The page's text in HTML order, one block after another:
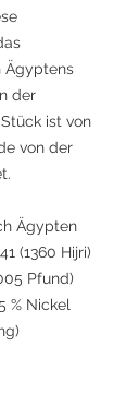
Ägyptens
der
ist von
von der
Ägypten
(1360 Hijri)
Pfund)
% Nickel